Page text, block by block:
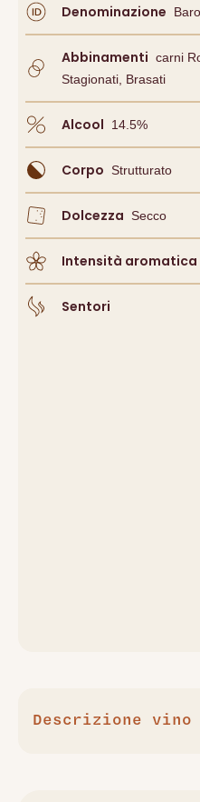
Denominazione
Abbinamenti Carni
Stagionati, Brasati
Alcool 14.5%
Corpo Strutturato
Dolcezza Secco
Intensità aromatica
Sentori
Descrizione vino